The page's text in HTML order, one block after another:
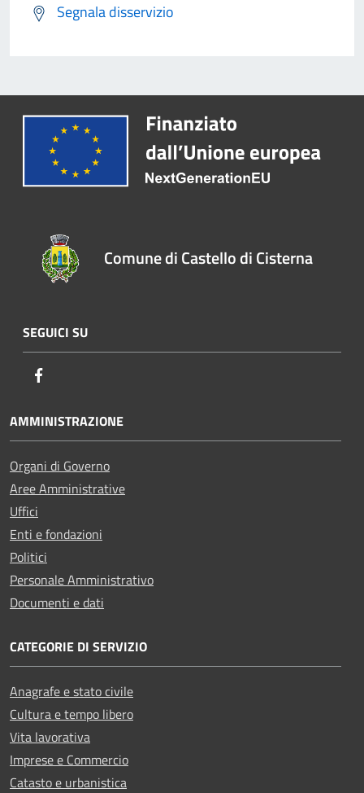
Segnala disservizio
Comune di Castello di Cisterna
SEGUICI SU
AMMINISTRAZIONE
Organi di Governo
Aree Amministrative
Uffici
Enti e fondazioni
Politici
Personale Amministrativo
Documenti e dati
CATEGORIE DI SERVIZIO
Anagrafe e stato civile
Cultura e tempo libero
Vita lavorativa
Imprese e Commercio
Catasto e urbanistica